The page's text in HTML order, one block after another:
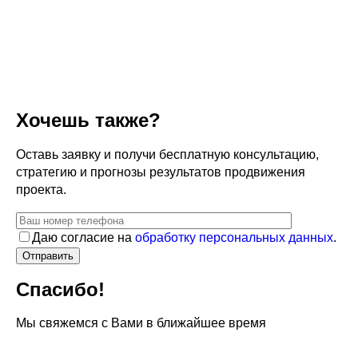
Хочешь также?
Оставь заявку и получи бесплатную консультацию,
стратегию и прогнозы результатов продвижения
проекта.
Даю согласие на обработку персональных данных.
Спасибо!
Мы свяжемся с Вами в ближайшее время